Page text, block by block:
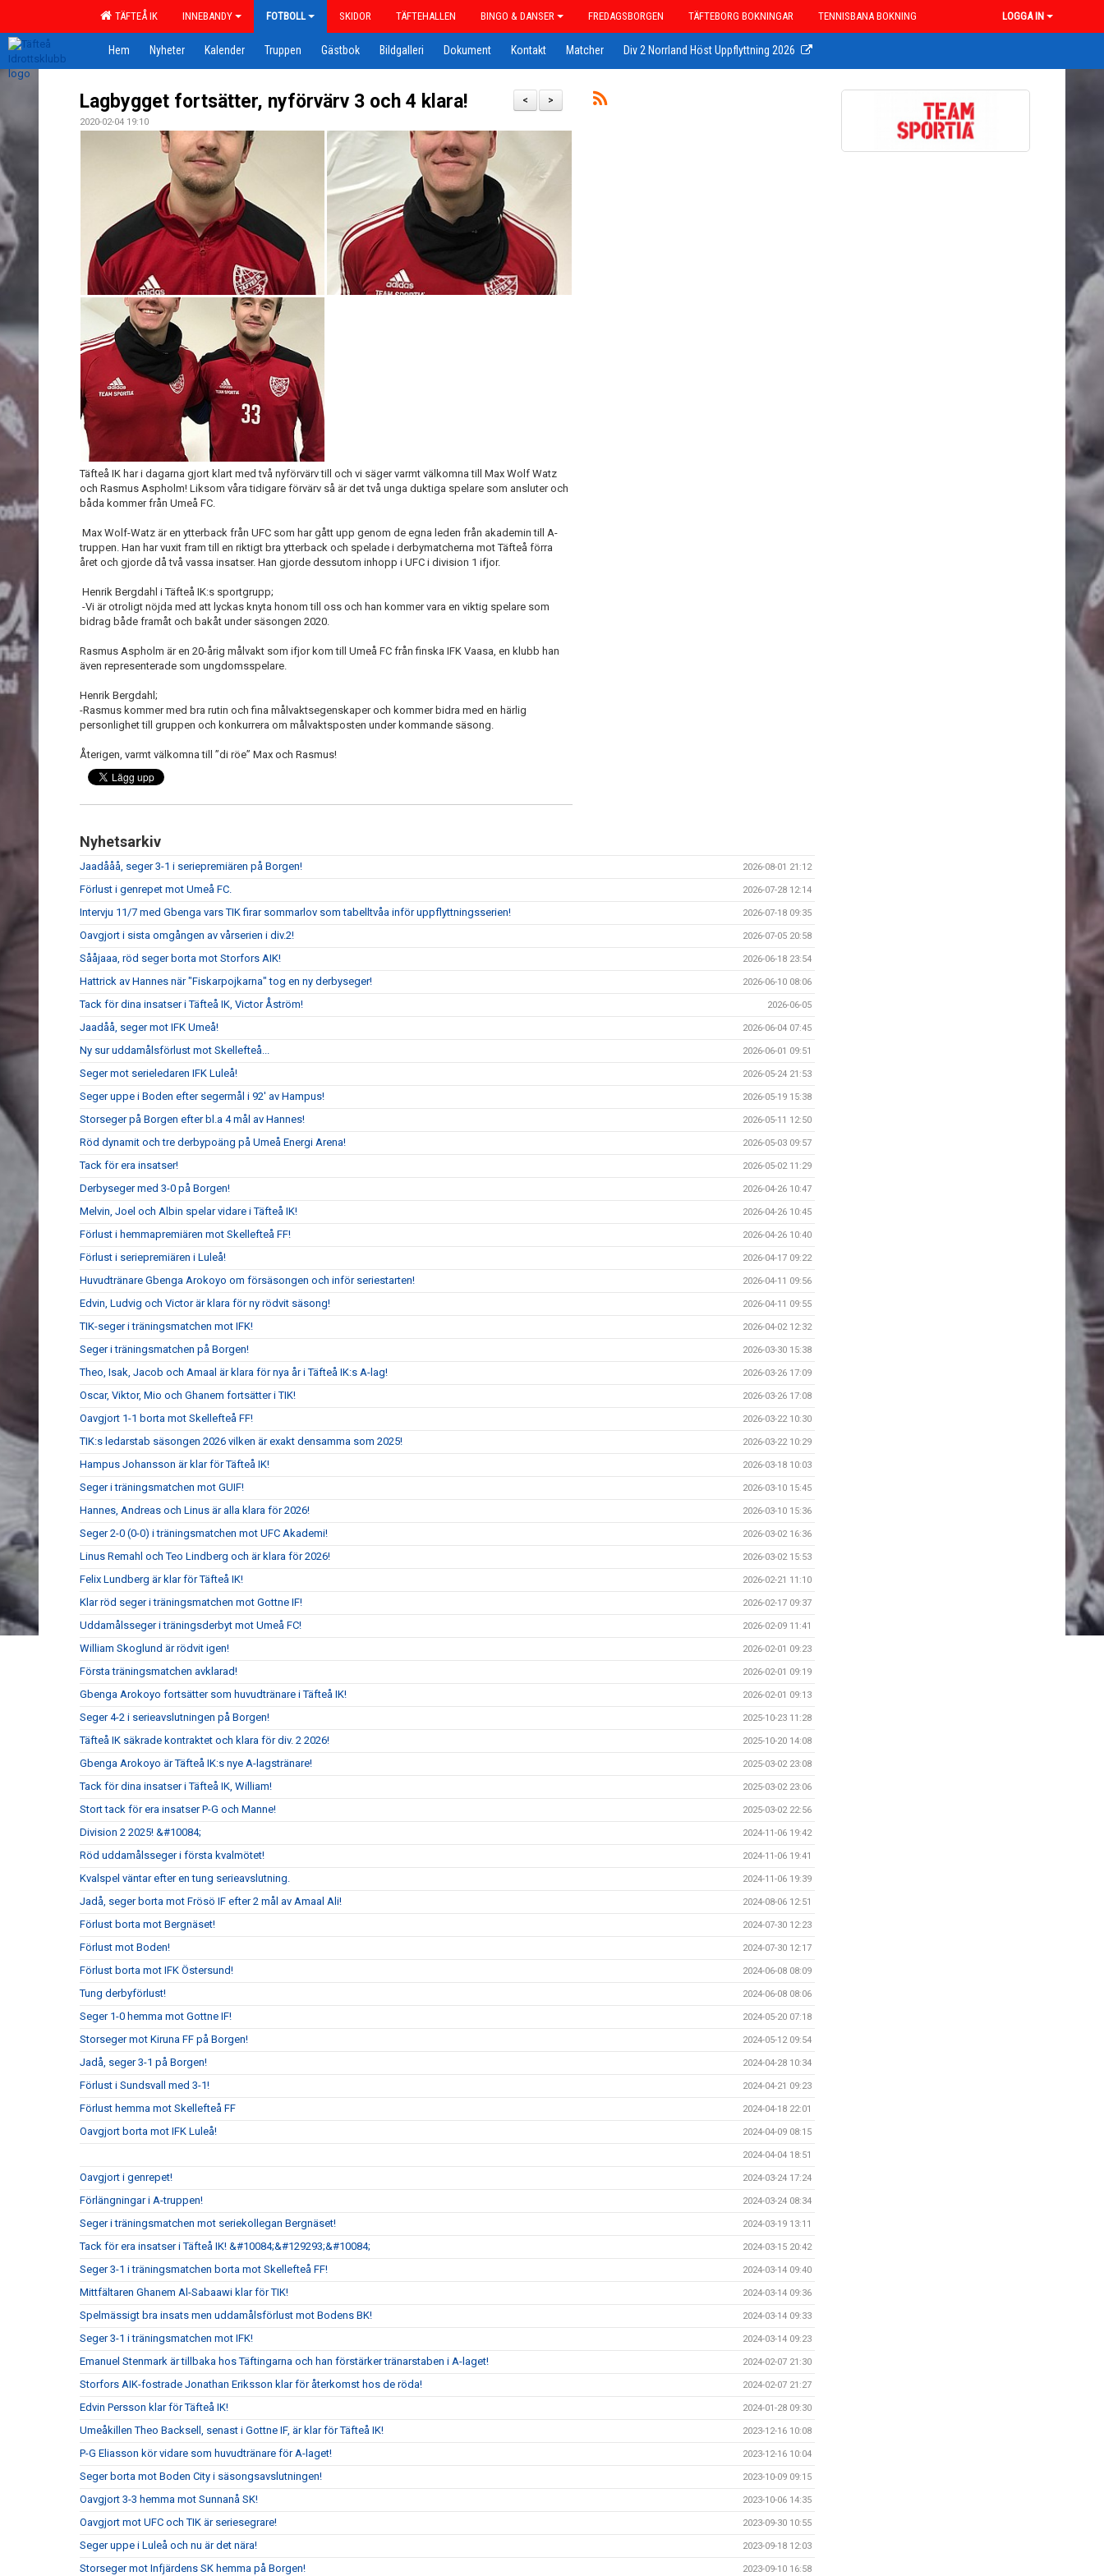
TÄFTEÅ IK INNEBANDY FOTBOLL SKIDOR TÄFTEHALLEN BINGO & DANSER FREDAGSBORGEN TÄFTEBORG BOKNINGAR TENNISBANA BOKNING LOGGA IN
Hem Nyheter Kalender Truppen Gästbok Bildgalleri Dokument Kontakt Matcher Div 2 Norrland Höst Uppflyttning 2026
>
<
Lagbygget fortsätter, nyförvärv 3 och 4 klara!
2020-02-04 19:10
Täfteå IK har i dagarna gjort klart med två nyförvärv till och vi säger varmt välkomna till Max Wolf Watz
och Rasmus Aspholm! Liksom våra tidigare förvärv så är det två unga duktiga spelare som ansluter och
båda kommer från Umeå FC.
Max Wolf-Watz är en ytterback från UFC som har gått upp genom de egna leden från akademin till A-
truppen. Han har vuxit fram till en riktigt bra ytterback och spelade i derbymatcherna mot Täfteå förra
året och gjorde då två vassa insatser. Han gjorde dessutom inhopp i UFC i division 1 ifjor.
Henrik Bergdahl i Täfteå IK:s sportgrupp;
-Vi är otroligt nöjda med att lyckas knyta honom till oss och han kommer vara en viktig spelare som
bidrag både framåt och bakåt under säsongen 2020.
Rasmus Aspholm är en 20-årig målvakt som ifjor kom till Umeå FC från finska IFK Vaasa, en klubb han
även representerade som ungdomsspelare.
Henrik Bergdahl;
-Rasmus kommer med bra rutin och fina målvaktsegenskaper och kommer bidra med en härlig
personlighet till gruppen och konkurrera om målvaktsposten under kommande säsong.
Återigen, varmt välkomna till ”di röe” Max och Rasmus!
Nyhetsarkiv
Jaadååå, seger 3-1 i seriepremiären på Borgen! 2026-08-01 21:12
Förlust i genrepet mot Umeå FC. 2026-07-28 12:14
Intervju 11/7 med Gbenga vars TIK firar sommarlov som tabelltvåa inför uppflyttningsserien! 2026-07-18 09:35
Oavgjort i sista omgången av vårserien i div.2! 2026-07-05 20:58
Sååjaaa, röd seger borta mot Storfors AIK! 2026-06-18 23:54
Hattrick av Hannes när "Fiskarpojkarna" tog en ny derbyseger! 2026-06-10 08:06
Tack för dina insatser i Täfteå IK, Victor Åström! 2026-06-05
Jaadåå, seger mot IFK Umeå! 2026-06-04 07:45
Ny sur uddamålsförlust mot Skellefteå... 2026-06-01 09:51
Seger mot serieledaren IFK Luleå! 2026-05-24 21:53
Seger uppe i Boden efter segermål i 92' av Hampus! 2026-05-19 15:38
Storseger på Borgen efter bl.a 4 mål av Hannes! 2026-05-11 12:50
Röd dynamit och tre derbypoäng på Umeå Energi Arena! 2026-05-03 09:57
Tack för era insatser! 2026-05-02 11:29
Derbyseger med 3-0 på Borgen! 2026-04-26 10:47
Melvin, Joel och Albin spelar vidare i Täfteå IK! 2026-04-26 10:45
Förlust i hemmapremiären mot Skellefteå FF! 2026-04-26 10:40
Förlust i seriepremiären i Luleå! 2026-04-17 09:22
Huvudtränare Gbenga Arokoyo om försäsongen och inför seriestarten! 2026-04-11 09:56
Edvin, Ludvig och Victor är klara för ny rödvit säsong! 2026-04-11 09:55
TIK-seger i träningsmatchen mot IFK! 2026-04-02 12:32
Seger i träningsmatchen på Borgen! 2026-03-30 15:38
Theo, Isak, Jacob och Amaal är klara för nya år i Täfteå IK:s A-lag! 2026-03-26 17:09
Oscar, Viktor, Mio och Ghanem fortsätter i TIK! 2026-03-26 17:08
Oavgjort 1-1 borta mot Skellefteå FF! 2026-03-22 10:30
TIK:s ledarstab säsongen 2026 vilken är exakt densamma som 2025! 2026-03-22 10:29
Hampus Johansson är klar för Täfteå IK! 2026-03-18 10:03
Seger i träningsmatchen mot GUIF! 2026-03-10 15:45
Hannes, Andreas och Linus är alla klara för 2026! 2026-03-10 15:36
Seger 2-0 (0-0) i träningsmatchen mot UFC Akademi! 2026-03-02 16:36
Linus Remahl och Teo Lindberg och är klara för 2026! 2026-03-02 15:53
Felix Lundberg är klar för Täfteå IK! 2026-02-21 11:10
Klar röd seger i träningsmatchen mot Gottne IF! 2026-02-17 09:37
Uddamålsseger i träningsderbyt mot Umeå FC! 2026-02-09 11:41
William Skoglund är rödvit igen! 2026-02-01 09:23
Första träningsmatchen avklarad! 2026-02-01 09:19
Gbenga Arokoyo fortsätter som huvudtränare i Täfteå IK! 2026-02-01 09:13
Seger 4-2 i serieavslutningen på Borgen! 2025-10-23 11:28
Täfteå IK säkrade kontraktet och klara för div. 2 2026! 2025-10-20 14:08
Gbenga Arokoyo är Täfteå IK:s nye A-lagstränare! 2025-03-02 23:08
Tack för dina insatser i Täfteå IK, William! 2025-03-02 23:06
Stort tack för era insatser P-G och Manne! 2025-03-02 22:56
Division 2 2025! &#10084; 2024-11-06 19:42
Röd uddamålsseger i första kvalmötet! 2024-11-06 19:41
Kvalspel väntar efter en tung serieavslutning. 2024-11-06 19:39
Jadå, seger borta mot Frösö IF efter 2 mål av Amaal Ali! 2024-08-06 12:51
Förlust borta mot Bergnäset! 2024-07-30 12:23
Förlust mot Boden! 2024-07-30 12:17
Förlust borta mot IFK Östersund! 2024-06-08 08:09
Tung derbyförlust! 2024-06-08 08:06
Seger 1-0 hemma mot Gottne IF! 2024-05-20 07:18
Storseger mot Kiruna FF på Borgen! 2024-05-12 09:54
Jadå, seger 3-1 på Borgen! 2024-04-28 10:34
Förlust i Sundsvall med 3-1! 2024-04-21 09:23
Förlust hemma mot Skellefteå FF 2024-04-18 22:01
Oavgjort borta mot IFK Luleå! 2024-04-09 08:15
2024-04-04 18:51
Oavgjort i genrepet! 2024-03-24 17:24
Förlängningar i A-truppen! 2024-03-24 08:34
Seger i träningsmatchen mot seriekollegan Bergnäset! 2024-03-19 13:11
Tack för era insatser i Täfteå IK! &#10084;&#129293;&#10084; 2024-03-15 20:42
Seger 3-1 i träningsmatchen borta mot Skellefteå FF! 2024-03-14 09:40
Mittfältaren Ghanem Al-Sabaawi klar för TIK! 2024-03-14 09:36
Spelmässigt bra insats men uddamålsförlust mot Bodens BK! 2024-03-14 09:33
Seger 3-1 i träningsmatchen mot IFK! 2024-03-14 09:23
Emanuel Stenmark är tillbaka hos Täftingarna och han förstärker tränarstaben i A-laget! 2024-02-07 21:30
Storfors AIK-fostrade Jonathan Eriksson klar för återkomst hos de röda! 2024-02-07 21:27
Edvin Persson klar för Täfteå IK! 2024-01-28 09:30
Umeåkillen Theo Backsell, senast i Gottne IF, är klar för Täfteå IK! 2023-12-16 10:08
P-G Eliasson kör vidare som huvudtränare för A-laget! 2023-12-16 10:04
Seger borta mot Boden City i säsongsavslutningen! 2023-10-09 09:15
Oavgjort 3-3 hemma mot Sunnanå SK! 2023-10-06 14:35
Oavgjort mot UFC och TIK är seriesegrare! 2023-09-30 10:55
Seger uppe i Luleå och nu är det nära! 2023-09-18 12:03
Storseger mot Infjärdens SK hemma på Borgen! 2023-09-10 16:58